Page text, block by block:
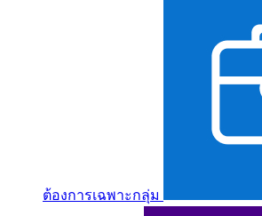
ต้องการเฉพาะกลุ่ม